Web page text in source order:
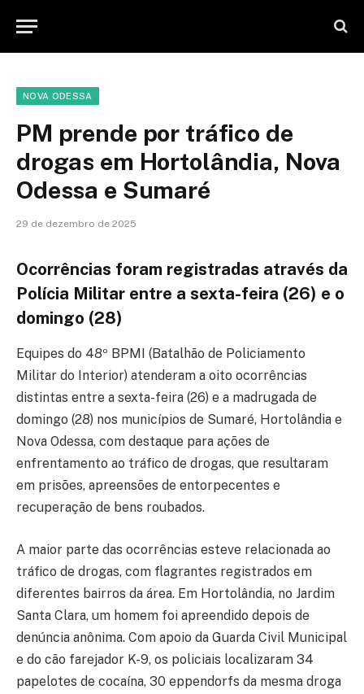
NOVA ODESSA
PM prende por tráfico de
drogas em Hortolândia, Nova
Odessa e Sumaré
29 de dezembro de 2025
Ocorrências foram registradas através da
Polícia Militar entre a sexta-feira (26) e o
domingo (28)
Equipes do 48º BPMI (Batalhão de Policiamento
Militar do Interior) atenderam a oito ocorrências
distintas entre a sexta-feira (26) e a madrugada de
domingo (28) nos municípios de Sumaré, Hortolândia e
Nova Odessa, com destaque para ações de
enfrentamento ao tráfico de drogas, que resultaram
em prisões, apreensões de entorpecentes e
recuperação de bens roubados.
A maior parte das ocorrências esteve relacionada ao
tráfico de drogas, com flagrantes registrados em
diferentes bairros da área. Em Hortolândia, no Jardim
Santa Clara, um homem foi apreendido depois de
denúncia anônima. Com apoio da Guarda Civil Municipal
e do cão farejador K-9, os policiais localizaram 34
papelotes de cocaína, 30 eppendorfs da mesma droga